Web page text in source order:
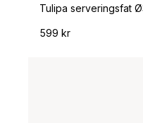
Tulipa serveringsfat
599 kr